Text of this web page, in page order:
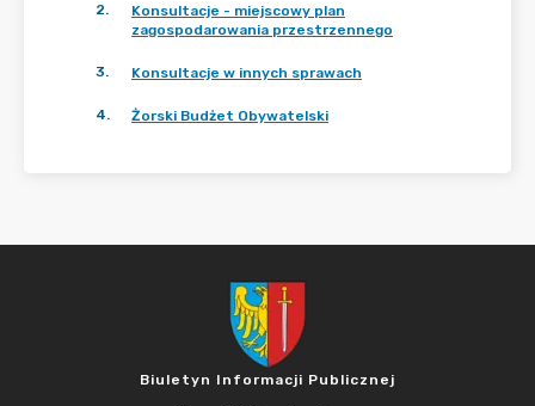
2.
Konsultacje - miejscowy plan
zagospodarowania przestrzennego
3. Konsultacje w innych sprawach
4. Żorski Budżet Obywatelski
Biuletyn Informacji Publicznej